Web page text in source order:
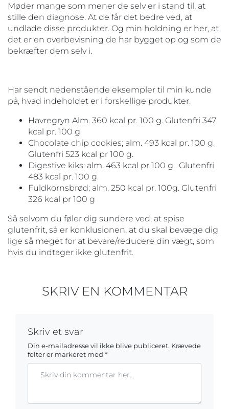
Møder mange som mener de selv er i stand til, at
stille den diagnose. At de får det bedre ved, at
undlade disse produkter. Og min holdning er her, at
det er en overbevisning de har bygget op og som de
bekræfter dem selv i.
Har sendt nedenstående eksempler til min kunde
på, hvad indeholdet er i forskellige produkter.
Havregryn Alm. 360 kcal pr. 100 g. Glutenfri 347
kcal pr. 100 g
Chocolate chip cookies; alm. 493 kcal pr. 100 g.
Glutenfri 523 kcal pr 100 g.
Digestive kiks: alm. 463 kcal pr 100 g. Glutenfri
483 kcal pr. 100 g.
Fuldkornsbrød: alm. 250 kcal pr. 100g. Glutenfri
326 kcal pr 100 g
Så selvom du føler dig sundere ved, at spise
glutenfrit, så er konklusionen, at du skal bevæge dig
lige så meget for at bevare/reducere din vægt, som
hvis du indtager ikke glutenfrit.
SKRIV EN KOMMENTAR
Skriv et svar
Din e-mailadresse vil ikke blive publiceret. Krævede
felter er markeret med *